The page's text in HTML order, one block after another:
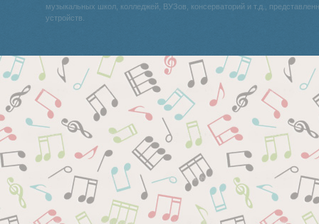
музыкальных школ, колледжей, ВУЗов, консерваторий и т.д.,
устройств.